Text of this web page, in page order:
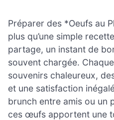
Préparer des *Oeufs au
plus qu’une simple
partage, un instant de
souvent chargée.
souvenirs chaleureux,
et une satisfaction
brunch entre amis ou un
ces œufs apportent une